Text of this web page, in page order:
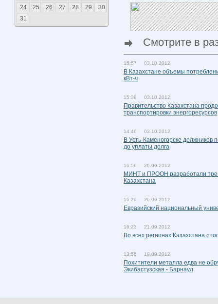
24
25 26 27 28 29
30
31
Смотрите в
15:57 03.10.2012
В Казахстане объемы
кВт-ч
15:38 03.10.2012
Правительство Казахстана
транспортировки энергоресурсов
14:46 03.10.2012
В Усть-Каменогорске должников
до уплаты долга
16:56 26.09.2012
МИНТ и ПРООН разработали
Казахстана
16:26 26.09.2012
Евразийский национальный
16:23 21.09.2012
Во всех регионах Казахстана
13:55 19.09.2012
Похитители металла едва не
Экибастузская - Барнаул